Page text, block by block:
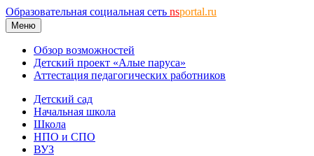
Образовательная социальная сеть nsportal.ru
Меню
Обзор возможностей
Детский проект «Алые паруса»
Аттестация педагогических работников
Детский сад
Начальная школа
Школа
НПО и СПО
ВУЗ